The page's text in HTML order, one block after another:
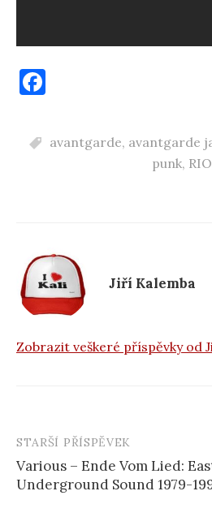
c
k
avantgarde, avantgarde
punk, RIO
Jiří Kalemba
Zobrazit veškeré příspěvky od
Navigace
příspěvku
STARŠÍ PŘÍSPĚVEK
Various – Ende Vom Lied:
Underground Sound 1979-